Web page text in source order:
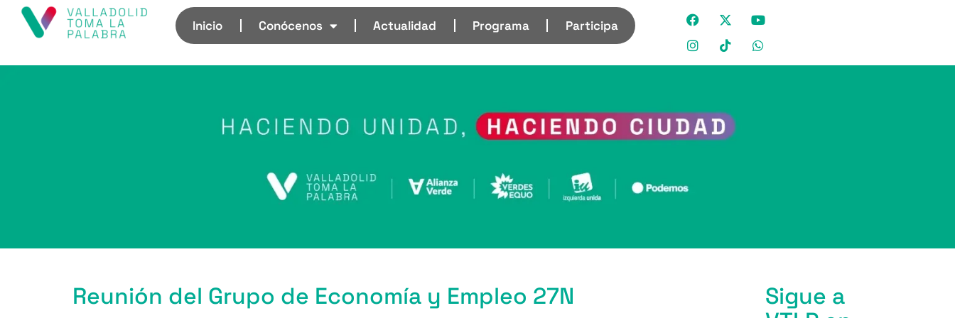
Inicio Conócenos Actualidad Programa Participa
Reunión del Grupo de Economía y Empleo 27N
Sigue a